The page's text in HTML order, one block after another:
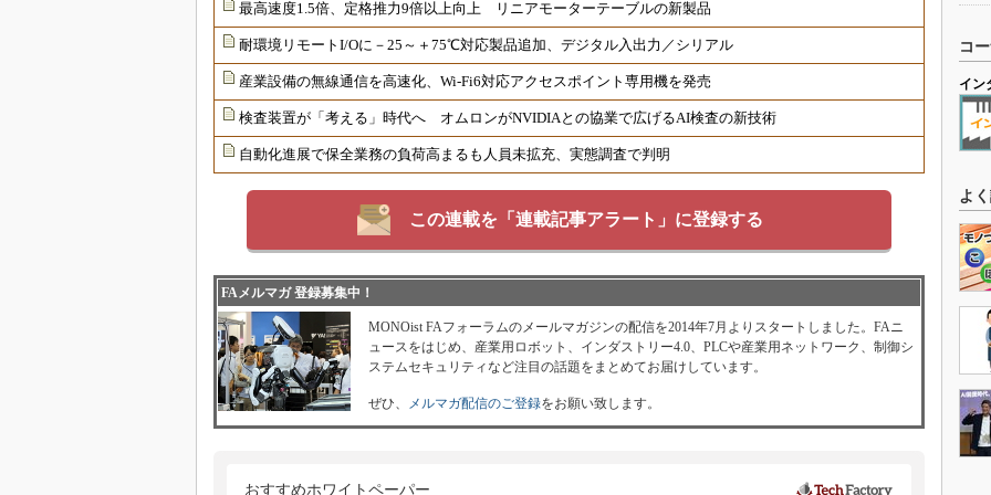
最高速度1.5倍、定格推力9倍以上向上 リニアモーターテーブルの新製品
耐環境リモートI/Oに－25～＋75℃対応製品追加、デジタル入出力／シリアル
産業設備の無線通信を高速化、Wi-Fi6対応アクセスポイント専用機を発売
検査装置が「考える」時代へ オムロンがNVIDIAとの協業で広げるAI検査の新技術
自動化進展で保全業務の負荷高まるも人員未拡充、実態調査で判明
この連載を「連載記事アラート」に登録する
FAメルマガ 登録募集中！
MONOist FAフォーラムのメールマガジンの配信を2014年7月よりスタートしました。FAニ
ュースをはじめ、産業用ロボット、インダストリー4.0、PLCや産業用ネットワーク、制御シ
ステムセキュリティなど注目の話題をまとめてお届けしています。
ぜひ、 メルマガ配信のご登録をお願い致します。
おすすめホワイトペーパー
コ
イン
よ